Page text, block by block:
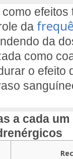
efeitos
da
da
como
o efeito
a cada